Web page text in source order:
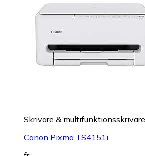
Skrivare & multifunktionsskrivare
Canon Pixma TS4151i